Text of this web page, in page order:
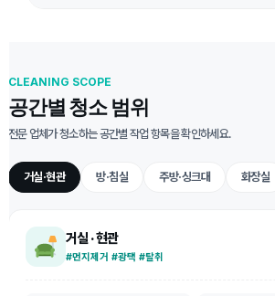
CLEANING SCOPE
공간별 청소 범위
전문 업체가 청소하는 공간별 작업 항목을 확인하세요.
거실·현관 방·침실 주방·싱크대 화장실
거실 · 현관
#먼지제거 #광택 #탈취